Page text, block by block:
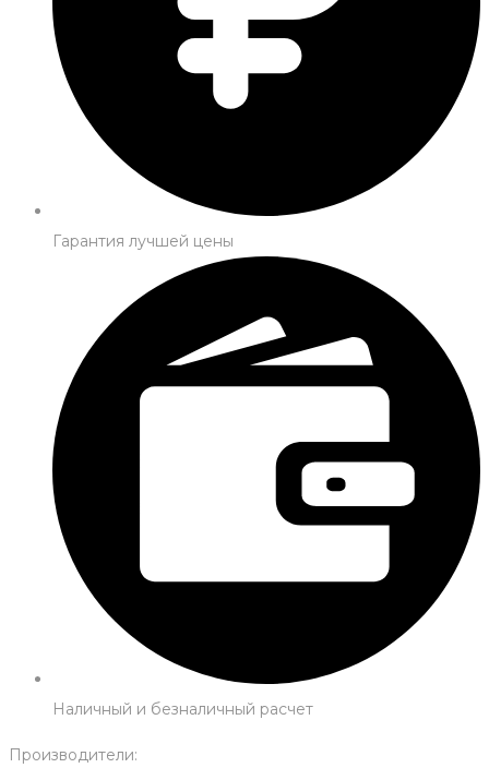
Гарантия лучшей цены
Наличный и безналичный расчет
Производители: